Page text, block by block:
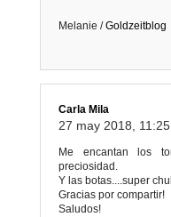
Melanie /Goldzeitblog
Carla Mila
27 may 2018,
Me encantan los
preciosidad.
Y las botas....super
Gracias por compartir!
Saludos!